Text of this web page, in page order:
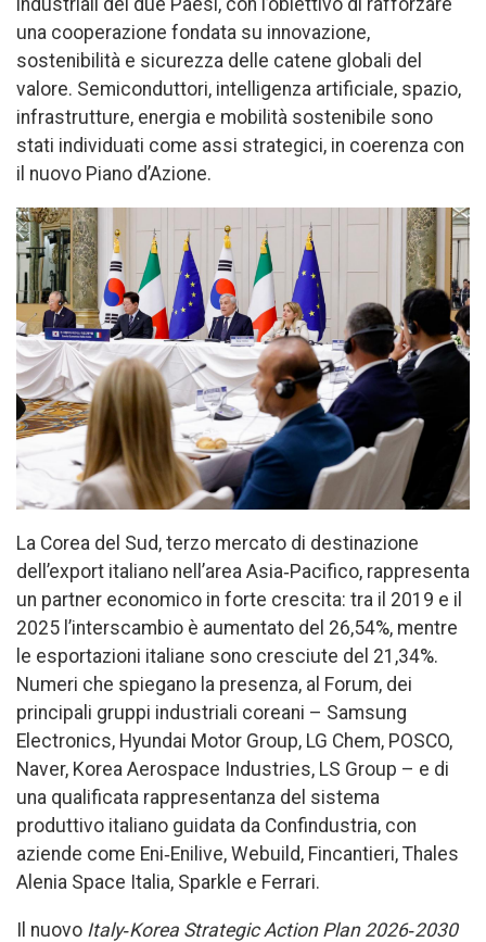
una cooperazione fondata su innovazione,
sostenibilità e sicurezza delle catene globali del
valore. Semiconduttori, intelligenza artificiale, spazio,
infrastrutture, energia e mobilità sostenibile sono
stati individuati come assi strategici, in coerenza con
il nuovo Piano d’Azione.
La Corea del Sud, terzo mercato di destinazione
dell’export italiano nell’area Asia‑Pacifico, rappresenta
un partner economico in forte crescita: tra il 2019 e il
2025 l’interscambio è aumentato del 26,54%, mentre
le esportazioni italiane sono cresciute del 21,34%.
Numeri che spiegano la presenza, al Forum, dei
principali gruppi industriali coreani – Samsung
Electronics, Hyundai Motor Group, LG Chem, POSCO,
Naver, Korea Aerospace Industries, LS Group – e di
una qualificata rappresentanza del sistema
produttivo italiano guidata da Confindustria, con
aziende come Eni‑Enilive, Webuild, Fincantieri, Thales
Alenia Space Italia, Sparkle e Ferrari.
Il nuovo Italy‑Korea Strategic Action Plan 2026‑2030